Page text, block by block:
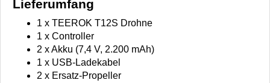
Lieferumfang
1 x TEEROK T12S Drohne
1 x Controller
2 x Akku (7,4 V, 2.200 mAh)
1 x USB-Ladekabel
2 x Ersatz-Propeller